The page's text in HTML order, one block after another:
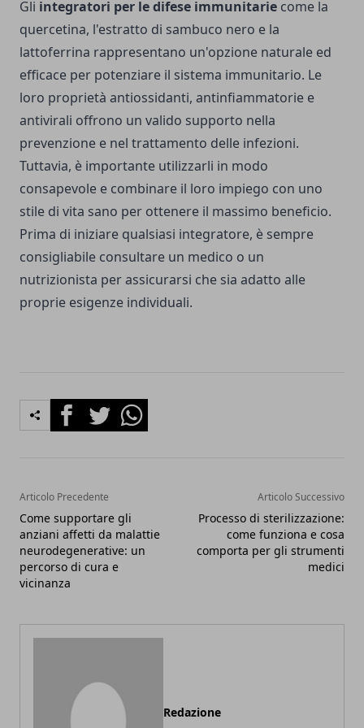
Gli integratori per le difese immunitarie come la
quercetina, l'estratto di sambuco nero e la
lattoferrina rappresentano un'opzione naturale ed
efficace per potenziare il sistema immunitario. Le
loro proprietà antiossidanti, antinfiammatorie e
antivirali offrono un valido supporto nella
prevenzione e nel trattamento delle infezioni.
Tuttavia, è importante utilizzarli in modo
consapevole e combinare il loro impiego con uno
stile di vita sano per ottenere il massimo beneficio.
Prima di iniziare qualsiasi integratore, è sempre
consigliabile consultare un medico o un
nutrizionista per assicurarsi che sia adatto alle
proprie esigenze individuali.
FacebookTwitterWhatsapp
Articolo Precedente
Come supportare gli
anziani affetti da malattie
neurodegenerative: un
percorso di cura e
vicinanza
Articolo Successivo
Processo di sterilizzazione:
come funziona e cosa
comporta per gli strumenti
medici
Redazione